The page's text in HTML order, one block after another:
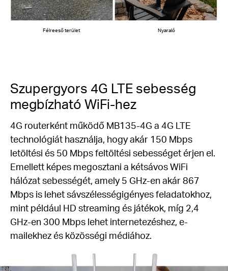
Félreeső terület Nyaraló
Szupergyors 4G LTE sebesség
megbízható WiFi-hez
4G routerként működő MB135-4G a 4G LTE
technológiát használja, hogy akár 150 Mbps
letöltési és 50 Mbps feltöltési sebességet érjen el.
Emellett képes megosztani a kétsávos WiFi
hálózat sebességét, amely 5 GHz-en akár 867
Mbps is lehet sávszélességigényes feladatokhoz,
mint például HD streaming és játékok, míg 2,4
GHz-en 300 Mbps lehet internetezéshez, e-
mailekhez és közösségi médiához.